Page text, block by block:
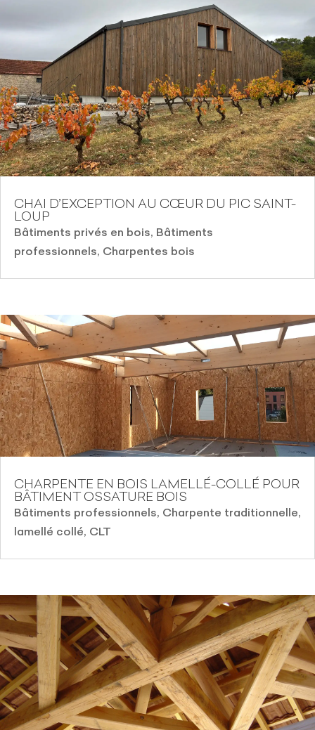
CHAI D’EXCEPTION AU CŒUR DU PIC SAINT-
LOUP
Bâtiments privés en bois, Bâtiments
professionnels, Charpentes bois
CHARPENTE EN BOIS LAMELLÉ-COLLÉ POUR
BÂTIMENT OSSATURE BOIS
Bâtiments professionnels, Charpente traditionnelle,
lamellé collé, CLT